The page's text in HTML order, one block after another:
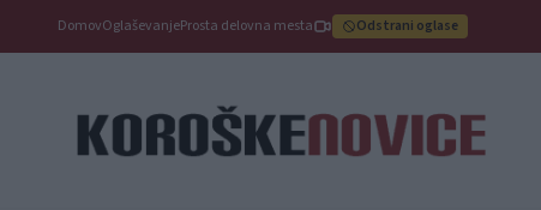
DomovOglaševanjeProsta delovna mesta Odstrani oglase